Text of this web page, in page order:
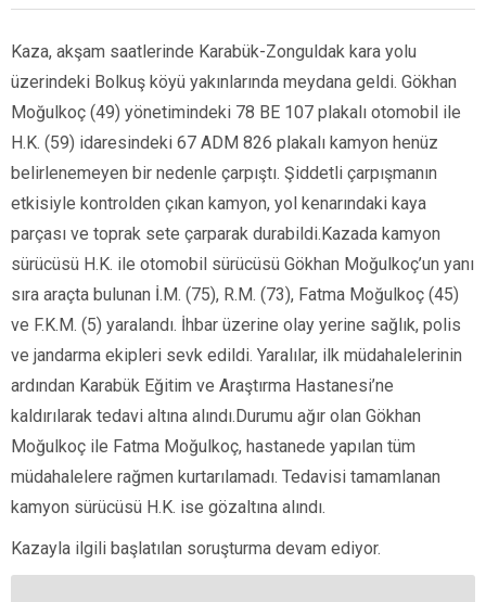
Kaza, akşam saatlerinde Karabük-Zonguldak kara yolu
üzerindeki Bolkuş köyü yakınlarında meydana geldi. Gökhan
Moğulkoç (49) yönetimindeki 78 BE 107 plakalı otomobil ile
H.K. (59) idaresindeki 67 ADM 826 plakalı kamyon henüz
belirlenemeyen bir nedenle çarpıştı. Şiddetli çarpışmanın
etkisiyle kontrolden çıkan kamyon, yol kenarındaki kaya
parçası ve toprak sete çarparak durabildi.Kazada kamyon
sürücüsü H.K. ile otomobil sürücüsü Gökhan Moğulkoç’un yanı
sıra araçta bulunan İ.M. (75), R.M. (73), Fatma Moğulkoç (45)
ve F.K.M. (5) yaralandı. İhbar üzerine olay yerine sağlık, polis
ve jandarma ekipleri sevk edildi. Yaralılar, ilk müdahalelerinin
ardından Karabük Eğitim ve Araştırma Hastanesi’ne
kaldırılarak tedavi altına alındı.Durumu ağır olan Gökhan
Moğulkoç ile Fatma Moğulkoç, hastanede yapılan tüm
müdahalelere rağmen kurtarılamadı. Tedavisi tamamlanan
kamyon sürücüsü H.K. ise gözaltına alındı.
Kazayla ilgili başlatılan soruşturma devam ediyor.